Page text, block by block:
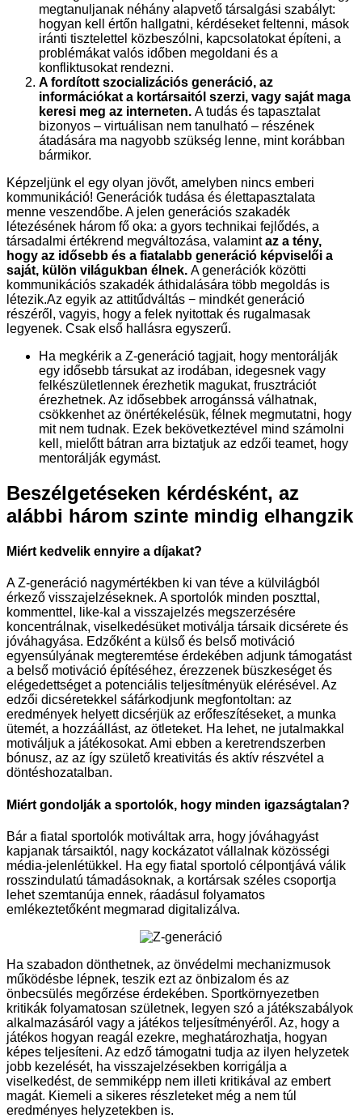
megtanuljanak néhány alapvető társalgási szabályt:
hogyan kell értőn hallgatni, kérdéseket feltenni, mások
iránti tisztelettel közbeszólni, kapcsolatokat építeni, a
problémákat valós időben megoldani és a
konfliktusokat rendezni.
A fordított szocializációs generáció, az
információkat a kortársaitól szerzi, vagy saját maga
keresi meg az interneten. A tudás és tapasztalat
bizonyos – virtuálisan nem tanulható – részének
átadására ma nagyobb szükség lenne, mint korábban
bármikor.
Képzeljünk el egy olyan jövőt, amelyben nincs emberi
kommunikáció! Generációk tudása és élettapasztalata
menne veszendőbe. A jelen generációs szakadék
létezésének három fő oka: a gyors technikai fejlődés, a
társadalmi értékrend megváltozása, valamintaz a tény,
hogy az idősebb és a fiatalabb generáció képviselői a
saját, külön világukban élnek. A generációk közötti
kommunikációs szakadék áthidalására több megoldás is
létezik.Az egyik az attitűdváltás − mindkét generáció
részéről, vagyis, hogy a felek nyitottak és rugalmasak
legyenek. Csak első hallásra egyszerű.
Ha megkérik a Z-generáció tagjait, hogy mentorálják
egy idősebb társukat az irodában, idegesnek vagy
felkészületlennek érezhetik magukat, frusztrációt
érezhetnek. Az idősebbek arrogánssá válhatnak,
csökkenhet az önértékelésük, félnek megmutatni, hogy
mit nem tudnak. Ezek bekövetkeztével mind számolni
kell, mielőtt bátran arra biztatjuk az edzői teamet, hogy
mentorálják egymást.
Beszélgetéseken kérdésként, az
alábbi három szinte mindig elhangzik
Miért kedvelik ennyire a díjakat?
A Z-generáció nagymértékben ki van téve a külvilágból
érkező visszajelzéseknek. A sportolók minden poszttal,
kommenttel, like-kal a visszajelzés megszerzésére
koncentrálnak, viselkedésüket motiválja társaik dicsérete és
jóváhagyása. Edzőként a külső és belső motiváció
egyensúlyának megteremtése érdekében adjunk támogatást
a belső motiváció építéséhez, érezzenek büszkeséget és
elégedettséget a potenciális teljesítményük elérésével. Az
edzői dicséretekkel sáfárkodjunk megfontoltan: az
eredmények helyett dicsérjük az erőfeszítéseket, a munka
ütemét, a hozzáállást, az ötleteket. Ha lehet, ne jutalmakkal
motiváljuk a játékosokat. Ami ebben a keretrendszerben
bónusz, az az így születő kreativitás és aktív részvétel a
döntéshozatalban.
Miért gondolják a sportolók, hogy minden igazságtalan?
Bár a fiatal sportolók motiváltak arra, hogy jóváhagyást
kapjanak társaiktól, nagy kockázatot vállalnak közösségi
média-jelenlétükkel. Ha egy fiatal sportoló célpontjává válik
rosszindulatú támadásoknak, a kortársak széles csoportja
lehet szemtanúja ennek, ráadásul folyamatos
emlékeztetőként megmarad digitalizálva.
Ha szabadon dönthetnek, az önvédelmi mechanizmusok
működésbe lépnek, teszik ezt az önbizalom és az
önbecsülés megőrzése érdekében. Sportkörnyezetben
kritikák folyamatosan születnek, legyen szó a játékszabályok
alkalmazásáról vagy a játékos teljesítményéről. Az, hogy a
játékos hogyan reagál ezekre, meghatározhatja, hogyan
képes teljesíteni. Az edző támogatni tudja az ilyen helyzetek
jobb kezelését, ha visszajelzésekben korrigálja a
viselkedést, de semmiképp nem illeti kritikával az embert
magát. Kiemeli a sikeres részleteket még a nem túl
eredményes helyzetekben is.